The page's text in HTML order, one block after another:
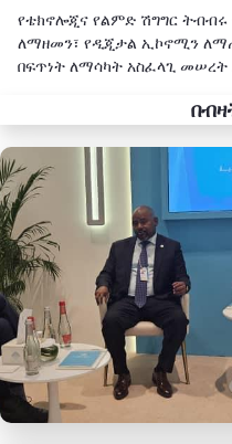
የቴክኖሎጂና የልምድ ሽግግር ትብብሩ
ለማዘመን፣ የዲጂታል ኢኮኖሚን
በፍጥነት ለማሳካት አስፈላጊ